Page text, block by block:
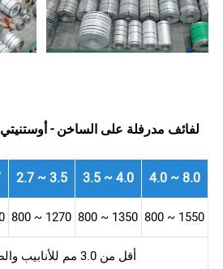
2.7 ~ 3.5 3.5 ~ 4.0 4.0 ~ 8.0
800 ~ 1270 800 ~ 1350 800 ~ 1550
أقل من 3.0 مم للأنابيب والصفائح فقط